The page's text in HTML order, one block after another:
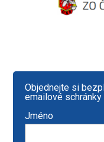
Objednejte si
emailové schránky
Jméno